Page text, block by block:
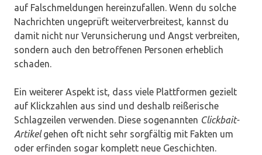
auf Falschmeldungen hereinzufallen. Wenn du solche
Nachrichten ungeprüft weiterverbreitest, kannst du
damit nicht nur Verunsicherung und Angst verbreiten,
sondern auch den betroffenen Personen erheblich
schaden.
Ein weiterer Aspekt ist, dass viele Plattformen gezielt
auf Klickzahlen aus sind und deshalb reißerische
Schlagzeilen verwenden. Diese sogenannten Clickbait-
Artikelgehen oft nicht sehr sorgfältig mit Fakten um
oder erfinden sogar komplett neue Geschichten.